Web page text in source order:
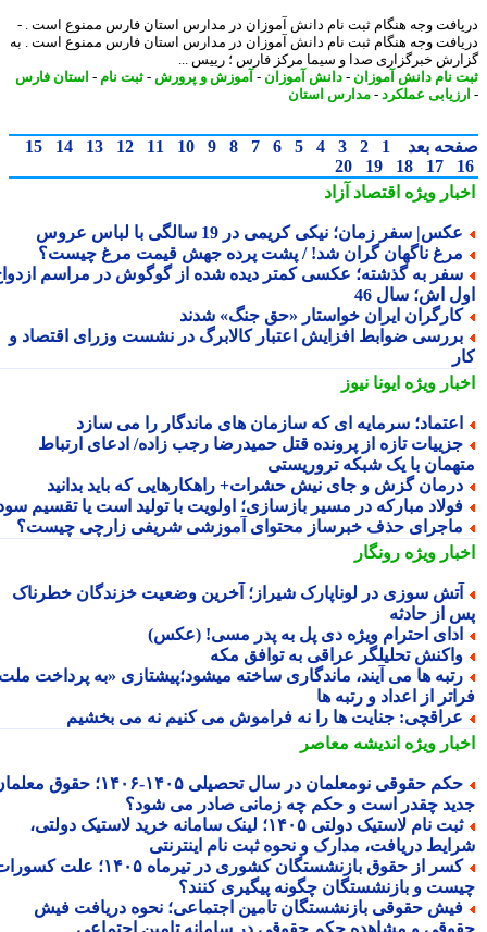
وجه هنگام ثبت نام دانش آموزان در مدارس استان فارس ممنوع است . -
وجه هنگام ثبت نام دانش آموزان در مدارس استان فارس ممنوع است . به
خبرگزاری صدا و سیما مرکز فارس ؛ رییس ...
نام دانش آموزان- دانش آموزان- آموزش و پرورش-ثبت نام-استان فارس
عملکرد-مدارس استان
بعد 1
2
3
4
5
6
7
8
9
10
11
12
13
14
15
17
18
19
20
ویژهاقتصاد آزاد
سفر زمان؛ نیکی کریمی در 19 سالگی با لباس عروس
ناگهان گران شد! / پشت پرده جهش قیمت مرغ چیست؟
به گذشته؛ عکسی کمتر دیده شده از گوگوش در مراسم ازدواج
اش؛ سال 46
ایران خواستار «حق جنگ» شدند
ضوابط افزایش اعتبار کالابرگ در نشست وزرای اقتصاد و
ویژهایونا نیوز
سرمایه ای که سازمان های ماندگار را می سازد
تازه از پرونده قتل حمیدرضا رجب زاده/ ادعای ارتباط
با یک شبکه تروریستی
گزش و جای نیش حشرات+ راهکارهایی که باید بدانید
مبارکه در مسیر بازسازی؛ اولویت با تولید است یا تقسیم سود؟
حذف خبرساز محتوای آموزشی شریفی زارچی چیست؟
ویژهرونگار
سوزی در لوناپارک شیراز؛ آخرین وضعیت خزندگان خطرناک
از حادثه
احترام ویژه دی پل به پدر مسی! (عکس)
تحلیلگر عراقی به توافق مکه
ها می آیند، ماندگاری ساخته میشود؛پیشتازی «به پرداخت ملت
از اعداد و رتبه ها
جنایت ها را نه فراموش می کنیم نه می بخشیم
ویژهاندیشه معاصر
حکم حقوقی نومعلمان در سال تحصیلی ۱۴۰۵-۱۴۰۶؛ حقوق معلمان
چقدر است و حکم چه زمانی صادر می شود؟
ثبت نام لاستیک دولتی ۱۴۰۵؛ لینک سامانه خرید لاستیک دولتی،
دریافت، مدارک و نحوه ثبت نام اینترنتی
کسر از حقوق بازنشستگان کشوری در تیرماه ۱۴۰۵؛ علت کسورات
و بازنشستگان چگونه پیگیری کنند؟
حقوقی بازنشستگان تامین اجتماعی؛ نحوه دریافت فیش